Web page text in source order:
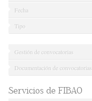
Fecha
Tipo
Gestión de convocatorias
Documentación de convocatorias
Servicios de FIBAO